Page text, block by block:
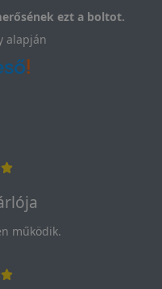
ezt a boltot.
alapján
működik.